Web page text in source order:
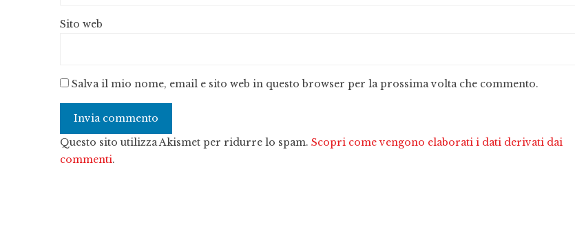
Sito web
Salva il mio nome, email e sito web in questo browser per la prossima volta che commento.
Questo sito utilizza Akismet per ridurre lo spam. Scopri come vengono elaborati i dati derivati dai
commenti.